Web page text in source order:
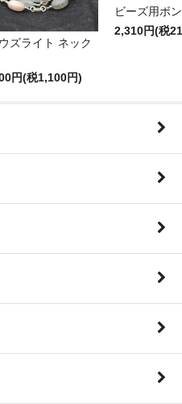
ズライト ネック
円(税1,100円)
ビーズ用ボ
2,310円(税